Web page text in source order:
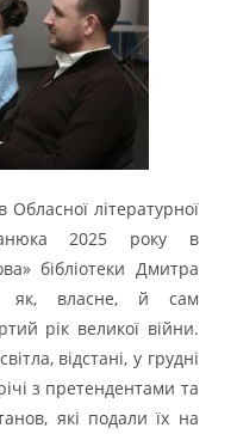
літературної
2025 року в
бібліотеки Дмитра
як, власне, й сам
рік великої війни.
відстані, у грудні
з претендентами та
які подали їх на